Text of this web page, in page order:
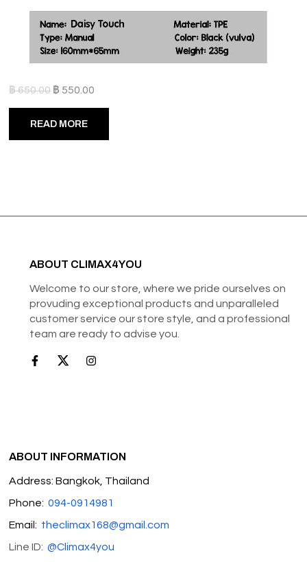
฿650.00 ฿ 550.00
READ MORE
ABOUT CLIMAX4YOU
Welcome to our store, where we pride ourselves on
provuding exceptional products and unparalleled
customer service our store style, and a professional
team are ready to advise you.
ABOUT INFORMATION
Address: Bangkok, Thailand
Phone: 094-0914981
Email: theclimax168@gmail.com
Line ID:@Climax4you